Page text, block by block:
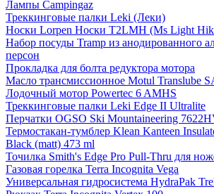
Лампы Campingaz
Треккинговые палки Leki (Леки)
Носки Lorpen Носки T2LMH (Ms Light
Набор посуды Tramp из анодированного
персон
Прокладка для болта редуктора мотора
Масло трансмиссионное Motul Translube
Лодочный мотор Powertec 6 AMHS
Треккинговые палки Leki Edge II Ultralite
Перчатки OGSO Ski Mountaineering
Термостакан-тумблер Klean Kanteen
Black (matt) 473 ml
Точилка Smith's Edge Pro Pull-Thru для
Газовая горелка Terra Incognita Vega
Универсальная гидросистема HydraPak